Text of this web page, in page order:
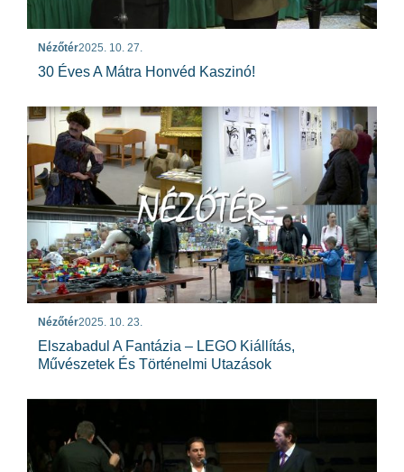
Nézőtér2025. 10. 27.
30 Éves A Mátra Honvéd Kaszinó!
Nézőtér2025. 10. 23.
Elszabadul A Fantázia – LEGO Kiállítás,
Művészetek És Történelmi Utazások